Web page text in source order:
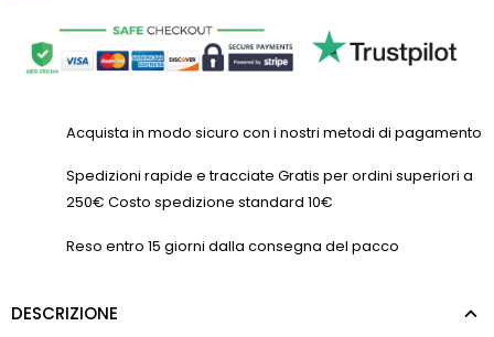
Acquista in modo sicuro con i nostri metodi di pagamento
Spedizioni rapide e tracciate Gratis per ordini superiori a
250€ Costo spedizione standard 10€
Reso entro 15 giorni dalla consegna del pacco
DESCRIZIONE